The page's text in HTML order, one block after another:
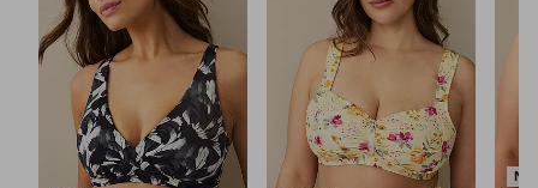
favoriter
favoriter